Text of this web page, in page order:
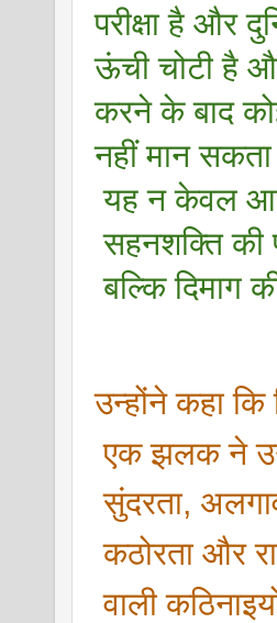
परीक्षा है और
ऊंची चोटी है
करने के बाद
नहीं मान
यह न केवल
सहनशक्ति की
बल्कि दिमाग
उन्होंने कहा
एक झलक ने
सुंदरता,
कठोरता और
वाली